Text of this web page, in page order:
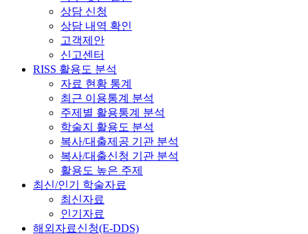
상담 신청
상담 내역 확인
고객제안
신고센터
RISS 활용도 분석
자료 현황 통계
최근 이용통계 분석
주제별 활용통계 분석
학술지 활용도 분석
복사/대출제공 기관 분석
복사/대출신청 기관 분석
활용도 높은 주제
최신/인기 학술자료
최신자료
인기자료
해외자료신청(E-DDS)